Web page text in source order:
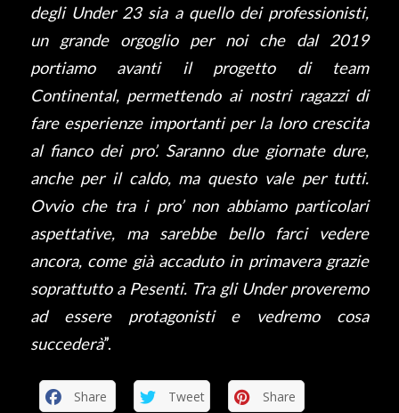
degli Under 23 sia a quello dei professionisti,
un grande orgoglio per noi che dal 2019
portiamo avanti il progetto di team
Continental, permettendo ai nostri ragazzi di
fare esperienze importanti per la loro crescita
al fianco dei pro’. Saranno due giornate dure,
anche per il caldo, ma questo vale per tutti.
Ovvio che tra i pro’ non abbiamo particolari
aspettative, ma sarebbe bello farci vedere
ancora, come già accaduto in primavera grazie
soprattutto a Pesenti. Tra gli Under proveremo
ad essere protagonisti e vedremo cosa
succederà”.
Share Tweet Share